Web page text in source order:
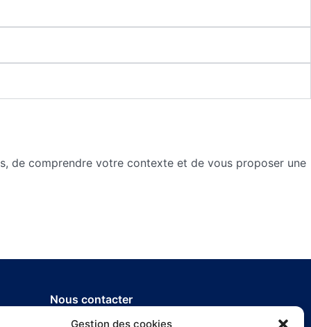
Gestion des cookies
de comprendre votre contexte et de vous proposer une
Nous contacter